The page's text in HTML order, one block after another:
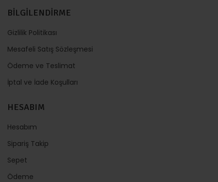
BİLGİLENDİRME
Gizlilik Politikası
Mesafeli Satış Sözleşmesi
Ödeme ve Teslimat
İptal ve İade Koşulları
HESABIM
Hesabım
Sipariş Takip
Sepet
Ödeme